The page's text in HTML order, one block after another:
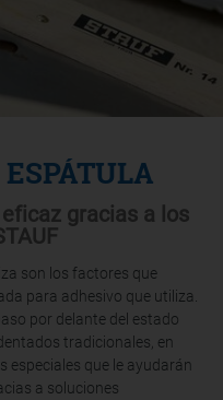
gracias a los
son los factores que
para adhesivo que utiliza.
por delante del estado
tradicionales, en
especiales que le ayudarán
a soluciones